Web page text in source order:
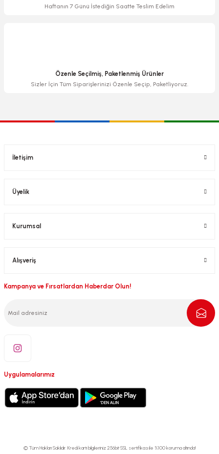
Haftanın 7 Günü İstediğin Saatte Teslim Edelim
Özenle Seçilmiş, Paketlenmiş Ürünler
Sizler İçin Tüm Siparişlerinizi Özenle Seçip, Paketliyoruz.
İletişim
Üyelik
Kurumsal
Alışveriş
Kampanya ve Fırsatlardan Haberdar Olun!
Uygulamalarımız
© Tüm Hakları Saklıdır. Kredi kartı bilgileriniz 256bit SSL sertifikası ile %100 koruma altında!